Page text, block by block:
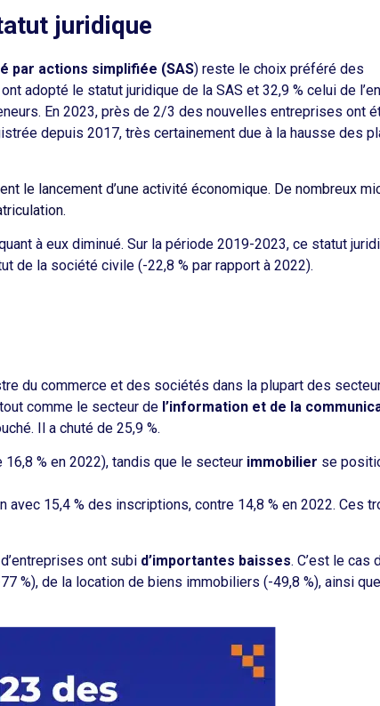
juridique
par actions simplifiée (SAS) reste le choix préféré des
adopté le statut juridique de la SAS et 32,9 % celui de
En 2023, près de 2/3 des nouvelles entreprises ont
depuis 2017, très certainement due à la hausse des
le lancement d’une activité économique. De nombreux
à eux diminué. Sur la période 2019-2023, ce statut
de la société civile (-22,8 % par rapport à 2022).
du commerce et des sociétés dans la plupart des
comme le secteur de l’information et de la
Il a chuté de 25,9 %.
% en 2022), tandis que le secteur immobilier se
15,4 % des inscriptions, contre 14,8 % en 2022. Ces
ont subi d’importantes baisses. C’est le cas
%), de la location de biens immobiliers (-49,8 %), ainsi